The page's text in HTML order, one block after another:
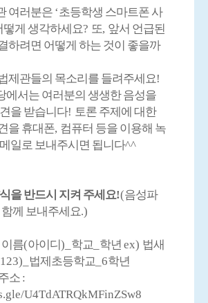
여러분은 ‘초등학생 스마트폰 사
떻게 생각하세요? 또, 앞서 언급된
하려면 어떻게 하는 것이 좋을까
제관들의 목소리를 들려주세요!
에서는 여러분의 생생한 음성을
을 받습니다! 토론 주제에 대한
을 휴대폰, 컴퓨터 등을 이용해 녹
일로 보내주시면 됩니다^^
을 반드시 지켜 주세요!(음성파
께 보내주세요.)
이름(아이디 )_ 학교 학년 ex) 법새
법제초등학교 _6학년
소 :
U4TdATRQkMFinZSw8